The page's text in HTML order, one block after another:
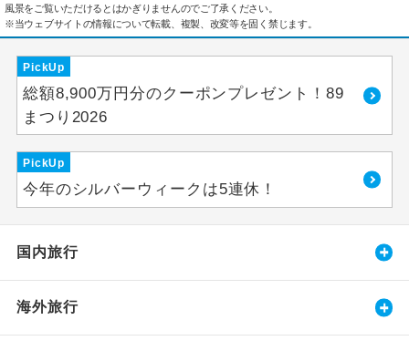
風景をご覧いただけるとはかぎりませんのでご了承ください。
※当ウェブサイトの情報について転載、複製、改変等を固く禁じます。
PickUp
総額8,900万円分のクーポンプレゼント！89
まつり2026
PickUp
今年のシルバーウィークは5連休！
国内旅行
海外旅行